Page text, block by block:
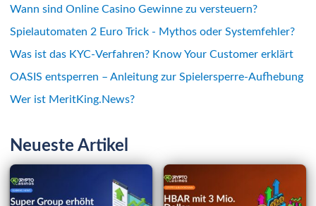
Wann sind Online Casino Gewinne zu versteuern?
Spielautomaten 2 Euro Trick - Mythos oder Systemfehler?
Was ist das KYC-Verfahren? Know Your Customer erklärt
OASIS entsperren – Anleitung zur Spielersperre-Aufhebung
Wer ist MeritKing.News?
Neueste Artikel